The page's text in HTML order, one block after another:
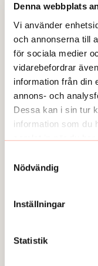
Denna webbplats
Vi använder
och annonserna till
för sociala medier
vidarebefordrar
information från din
annons- och
Dessa kan i sin tur
information som du
samlat in när du
Nödvändig
Inställningar
Statistik